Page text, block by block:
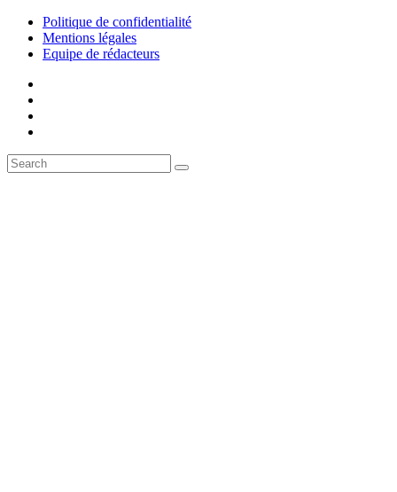
Politique de confidentialité
Mentions légales
Equipe de rédacteurs